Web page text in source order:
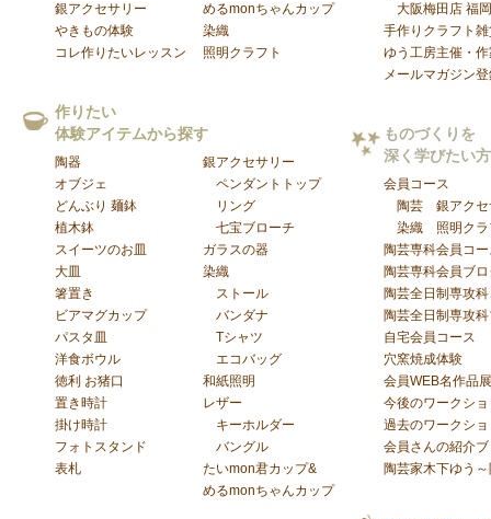
銀アクセサリー
めるmonちゃんカップ
やきもの体験
染織
コレ作りたいレッスン
照明クラフト
作りたい
体験アイテムから探す
陶器
オブジェ
どんぶり 麺鉢
植木鉢
スイーツのお皿
大皿
箸置き
ビアマグカップ
パスタ皿
洋食ボウル
徳利 お猪口
置き時計
掛け時計
フォトスタンド
表札
銀アクセサリー
ペンダントトップ
リング
七宝ブローチ
ガラスの器
染織
ストール
バンダナ
Tシャツ
エコバッグ
和紙照明
レザー
キーホルダー
バングル
たいmon君カップ&
めるmonちゃんカップ
大阪梅田店 福
手作りクラフト
ゆう工房主催・
メールマガジン
ものづくりを
深く学びたい
会員コース
陶芸
銀アク
染織
照明ク
陶芸専科会員コ
陶芸専科会員ブ
陶芸全日制専攻
陶芸全日制専攻
自宅会員コース
穴窯焼成体験
会員WEB名作品展
今後のワークシ
過去のワークシ
会員さんの紹介
陶芸家木下ゆう